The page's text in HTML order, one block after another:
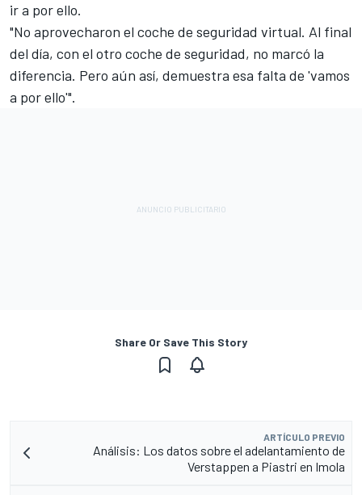
ir a por ello.
"No aprovecharon el coche de seguridad virtual. Al final
del día, con el otro coche de seguridad, no marcó la
diferencia. Pero aún así, demuestra esa falta de 'vamos
a por ello'".
Share Or Save This Story
ARTÍCULO PREVIO
Análisis: Los datos sobre el adelantamiento de
Verstappen a Piastri en Imola